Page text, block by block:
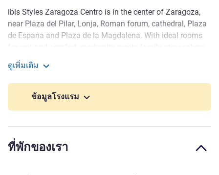
รายละเอียด
ibis Styles Zaragoza Centro is in the center of Zaragoza,
near Plaza del Pilar, Lonja, Roman forum, cathedral, Plaza
de Espana and Plaza de la Magdalena. With ideal rooms
It has air conditioning or heating and WIFI, plus a meeting
room and parking subject to availability. In our new bar
enjoy a specialty coffee or a glass of wine.
Zaragoza's location makes it one of Spain's major
of religions, gems of civil and religious architecture and
museums make it truly unique. The ibis Styles Zaragoza
Centro hotel is located next to Casa de los Morlanes art
ดูเพิ่มเติม
ข้อมูลโรงแรม
ที่พักของเรา